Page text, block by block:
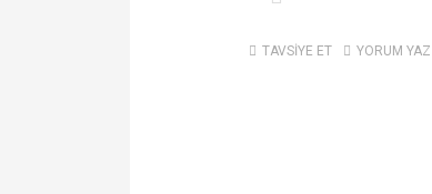
TAVSİYE ET YORUM YAZ